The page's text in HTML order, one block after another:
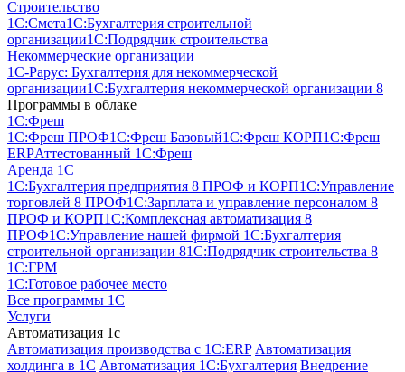
Строительство
1С:Смета1С:Бухгалтерия строительной
организации1С:Подрядчик строительства
Некоммерческие организации
1С-Рарус: Бухгалтерия для некоммерческой
организации1С:Бухгалтерия некоммерческой организации 8
Программы в облаке
1C:Фреш
1C:Фреш ПРОФ1C:Фреш Базовый1C:Фреш КОРП1C:Фреш
ERPАттестованный 1С:Фреш
Аренда 1С
1С:Бухгалтерия предприятия 8 ПРОФ и КОРП1С:Управление
торговлей 8 ПРОФ1С:Зарплата и управление персоналом 8
ПРОФ и КОРП1С:Комплексная автоматизация 8
ПРОФ1С:Управление нашей фирмой 1С:Бухгалтерия
строительной организации 81С:Подрядчик строительства 8
1С:ГРМ
1С:Готовое рабочее место
Все программы 1С
Услуги
Автоматизация 1с
Автоматизация производства с 1C:ERP Автоматизация
холдинга в 1С Автоматизация 1С:Бухгалтерия Внедрение